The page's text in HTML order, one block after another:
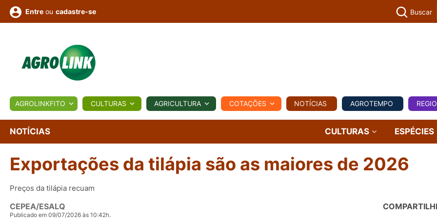
BIOLÓGICOS COTAÇÕES NOTÍCIAS AGROTEMPO REGIONAL COMERCIAL AGROVIAGENS
Conversor Colunistas Eventos
Fotos
e
Vídeos
Entre ou cadastre-se Buscar
AGROLINKFITO CULTURAS AGRICULTURA COTAÇÕES NOTÍCIAS AGROTEMPO
NOTÍCIAS CULTURAS ESPÉCIES
Exportações da tilápia são as maiores de 2026
Preços da tilápia recuam
CEPEA/ESALQ
Publicado em 09/07/2026 às 10:42h.